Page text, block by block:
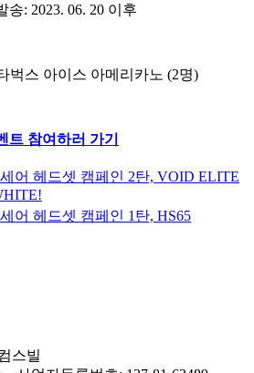
송: 2023. 06. 20 이후
벅스 아이스 아메리카노 (2명)
트 참여하러 가기
어 헤드셋 캠페인 2탄, VOID ELITE
어 헤드셋 캠페인 1탄, HS65
스빌